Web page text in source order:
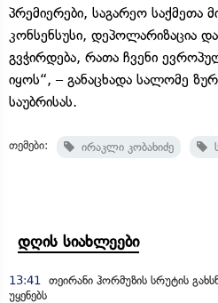
პრემიერები, საგარეო საქმეთა
კონსენსუსი, დეპოლარიზაცია
გვჭირდება, რათა ჩვენი
იყოს“, – განაცხადა სალომე
საუბრისას.
თემები: ირაკლი კობახიძე
დღის სიახლეები
13:41
თეირანი ჰორმუზის სრუტის
უყენებს